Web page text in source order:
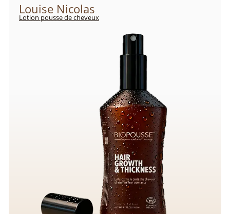
Louise Nicolas
Lotion pousse de cheveux